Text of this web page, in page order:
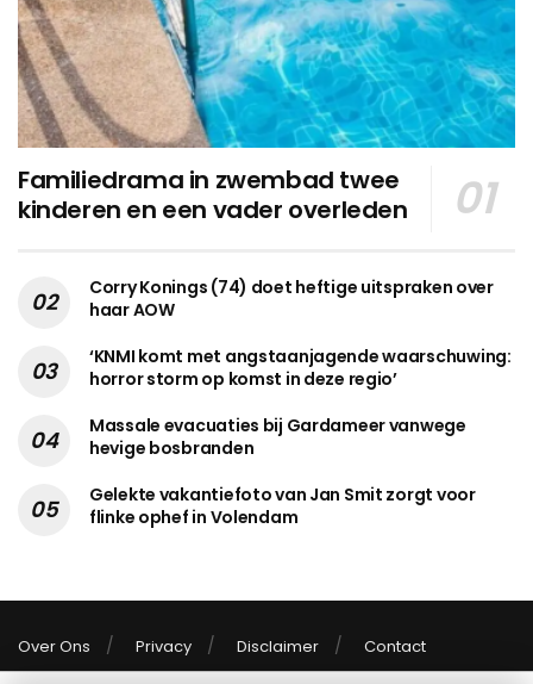
Familiedrama in zwembad twee
kinderen en een vader overleden
Corry Konings (74) doet heftige uitspraken over
haar AOW
‘KNMI komt met angstaanjagende waarschuwing:
horror storm op komst in deze regio’
Massale evacuaties bij Gardameer vanwege
hevige bosbranden
Gelekte vakantiefoto van Jan Smit zorgt voor
flinke ophef in Volendam
Over Ons Privacy Disclaimer Contact